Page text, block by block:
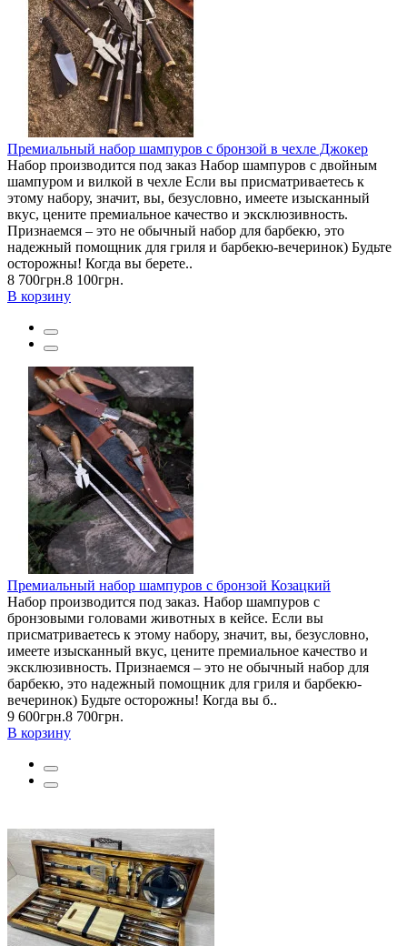
Премиальный набор шампуров с бронзой в чехле Джокер
Набор производится под заказ Набор шампуров с двойным
шампуром и вилкой в чехле Если вы присматриваетесь к
этому набору, значит, вы, безусловно, имеете изысканный
вкус, цените премиальное качество и эксклюзивность.
Признаемся – это не обычный набор для барбекю, это
надежный помощник для гриля и барбекю-вечеринок) Будьте
осторожны! Когда вы берете..
8 700грн.8 100грн.
В корзину
Премиальный набор шампуров с бронзой Козацкий
Набор производится под заказ. Набор шампуров с
бронзовыми головами животных в кейсе. Если вы
присматриваетесь к этому набору, значит, вы, безусловно,
имеете изысканный вкус, цените премиальное качество и
эксклюзивность. Признаемся – это не обычный набор для
барбекю, это надежный помощник для гриля и барбекю-
вечеринок) Будьте осторожны! Когда вы б..
9 600грн.8 700грн.
В корзину